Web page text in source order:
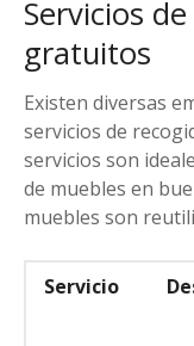
Servicios
gratuitos
Existen diversas
servicios de
servicios son
de muebles en
muebles son
Servicio